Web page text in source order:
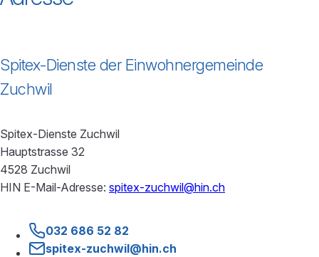
Spitex-Dienste der Einwohnergemeinde
Zuchwil
Spitex-Dienste Zuchwil
Hauptstrasse 32
4528 Zuchwil
HIN E-Mail-Adresse: spitex-zuchwil@hin.ch
032 686 52 82
spitex-zuchwil@hin.ch